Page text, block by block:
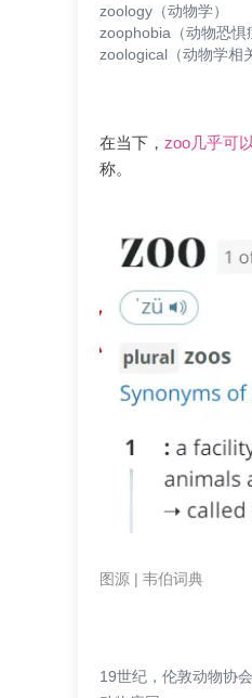
zoology（动物学）
zoophobia（动物恐惧
zoological（动物学相
在当下， zoo几乎可
称。
图源 | 韦伯词典
19世纪，伦敦动物协